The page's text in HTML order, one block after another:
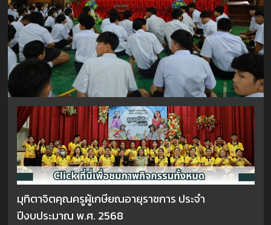
มุทิตาจิตคุณครูผู้เกษียณอายุราชการ ประจำ
ปีงบประมาณ พ.ศ. 2568